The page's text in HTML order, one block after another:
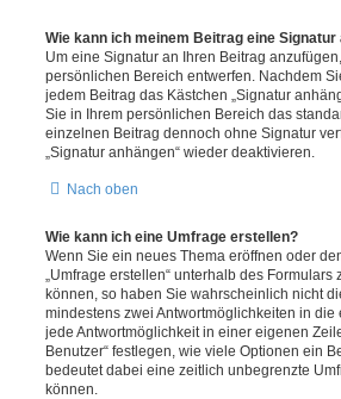
Wie kann ich meinem Beitrag eine Signatur
Um eine Signatur an Ihren Beitrag
persönlichen Bereich entwerfen. Nachdem
jedem Beitrag das Kästchen „Signatur
Sie in Ihrem persönlichen Bereich das
einzelnen Beitrag dennoch ohne Signatur
„Signatur anhängen“ wieder deaktivieren.
Nach oben
Wie kann ich eine Umfrage erstellen?
Wenn Sie ein neues Thema eröffnen oder
„Umfrage erstellen“ unterhalb des
können, so haben Sie wahrscheinlich nicht
mindestens zwei Antwortmöglichkeiten in
jede Antwortmöglichkeit in einer eigenen
Benutzer“ festlegen, wie viele Optionen ein
bedeutet dabei eine zeitlich unbegrenzte
können.